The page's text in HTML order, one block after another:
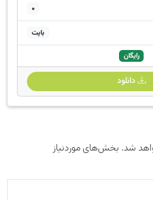
0
بایت
رایگان
دانلود
شد. بخش‌های موردنیاز